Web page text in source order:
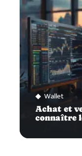
Wallet
Achat et
connaître